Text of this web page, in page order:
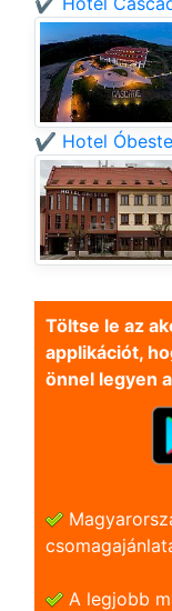
✔️ Hotel
Töltse le az
applikációt,
önnel legyen
A legjobb